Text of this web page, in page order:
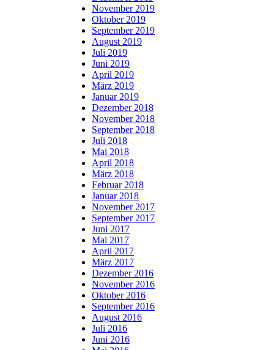
November 2019
Oktober 2019
September 2019
August 2019
Juli 2019
Juni 2019
April 2019
März 2019
Januar 2019
Dezember 2018
November 2018
September 2018
Juli 2018
Mai 2018
April 2018
März 2018
Februar 2018
Januar 2018
November 2017
September 2017
Juni 2017
Mai 2017
April 2017
März 2017
Dezember 2016
November 2016
Oktober 2016
September 2016
August 2016
Juli 2016
Juni 2016